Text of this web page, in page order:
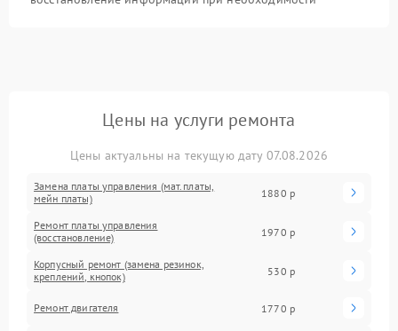
Цены на услуги ремонта
Цены актуальны на текущую дату 07.08.2026
Замена платы управления (мат.платы,
мейн платы)
1880 р
Ремонт платы управления
(восстановление)
1970 р
Корпусный ремонт (замена резинок,
креплений, кнопок)
530 р
Ремонт двигателя 1770 р